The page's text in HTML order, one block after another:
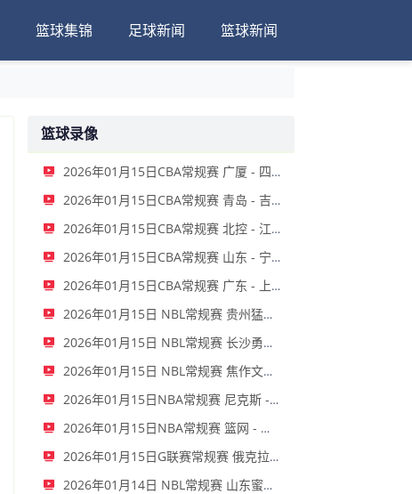
篮球集锦 足球新闻 篮球新闻
篮球录像
2026年01月15日CBA常规赛 广厦 - 四川 全场录像
2026年01月15日CBA常规赛 青岛 - 吉林 全场录像
2026年01月15日CBA常规赛 北控 - 江苏 全场录像
2026年01月15日CBA常规赛 山东 - 宁波 全场录像
2026年01月15日CBA常规赛 广东 - 上海 全场录像
2026年01月15日 NBL常规赛 贵州猛龙 VS 合肥狂风 全场录像
2026年01月15日 NBL常规赛 长沙勇胜 VS 安徽皖江龙 全场录像
2026年01月15日 NBL常规赛 焦作文旅 VS 香港金牛 全场录像
2026年01月15日NBA常规赛 尼克斯 - 国王 全场录像
2026年01月15日NBA常规赛 篮网 - 鹈鹕 全场录像
2026年01月15日G联赛常规赛 俄克拉荷马城蓝 - 撕裂之城混音 全场录像
2026年01月14日 NBL常规赛 山东蜜獾 VS 上海玄鸟 全场录像